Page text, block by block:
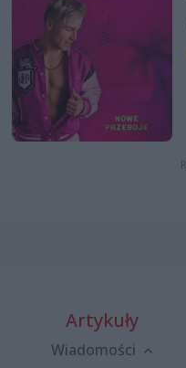
Artykuły
Wiadomości